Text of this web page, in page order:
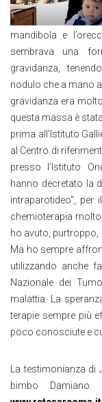
t
i
mandibola e
sembrava una
gravidanza,
nodulo che a mano
gravidanza era
questa massa è
prima all’Istituto
al Centro di
presso l’Istituto
hanno decretato la
intraparotideo”,
chemioterapia
ho avuto, purtroppo,
Ma ho sempre
utilizzando anche
Nazionale dei
malattia. La
terapie sempre più
poco conosciute e
La testimonianza
bimbo